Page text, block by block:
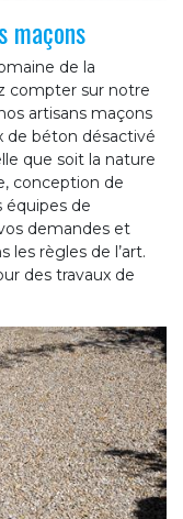
maçons
de la
compter sur notre
artisans maçons
de béton désactivé
que soit la nature
conception de
équipes de
demandes et
les règles de l’art.
des travaux de